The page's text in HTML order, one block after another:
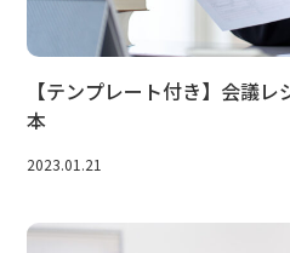
【テンプレート付き】会議
本
2023.01.21